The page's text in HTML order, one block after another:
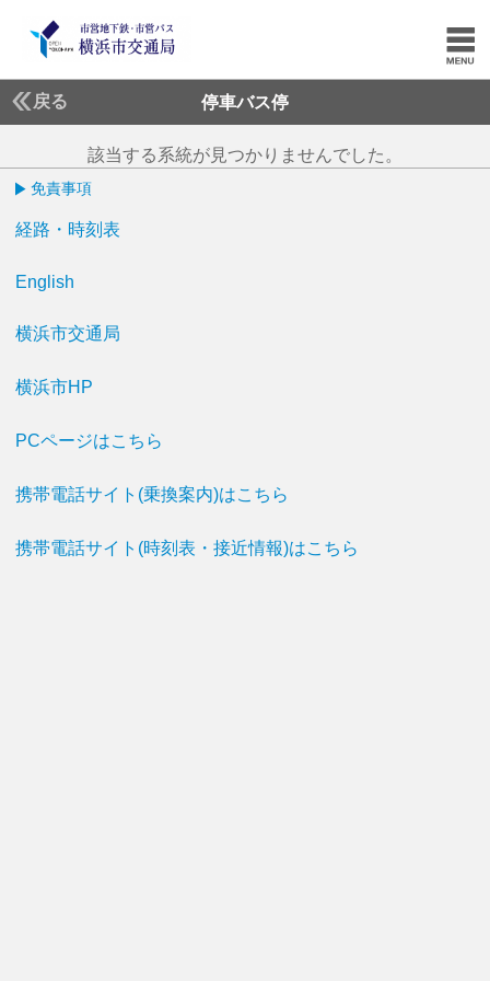
戻る 停車バス停
該当する系統が見つかりませんでした。
免責事項
経路・時刻表
English
横浜市交通局
横浜市HP
PCページはこちら
携帯電話サイト(乗換案内)はこちら
携帯電話サイト(時刻表・接近情報)はこちら